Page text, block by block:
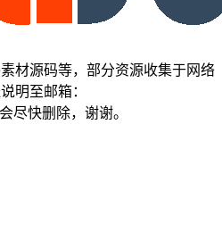
材源码等，部分资源收集于网络
明至邮箱：
尽快删除，谢谢。